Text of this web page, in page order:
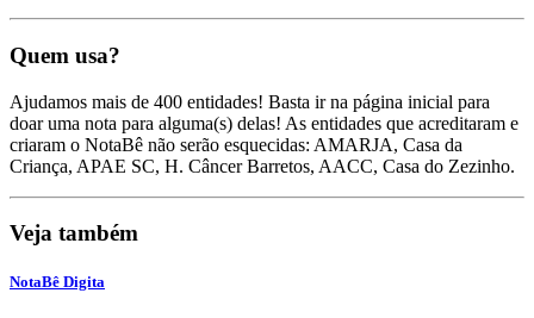
Quem usa?
Ajudamos mais de 400 entidades! Basta ir na página inicial para
doar uma nota para alguma(s) delas! As entidades que acreditaram e
criaram o NotaBê não serão esquecidas: AMARJA, Casa da
Criança, APAE SC, H. Câncer Barretos, AACC, Casa do Zezinho.
Veja também
NotaBê Digita